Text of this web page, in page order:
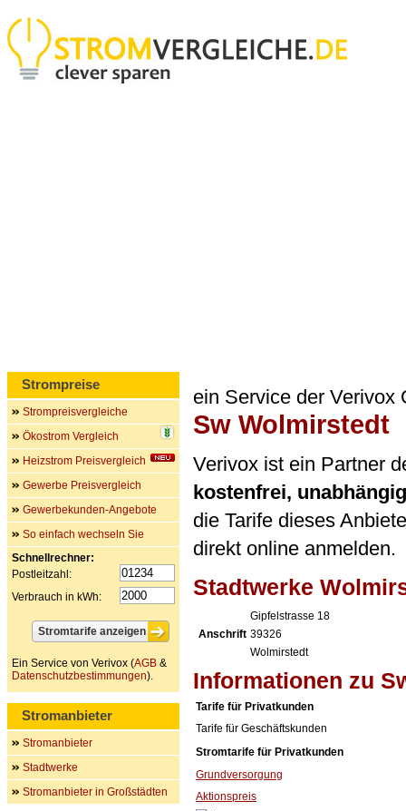
ein Service der Verivox
Sw Wolmirstedt
Verivox ist ein Partner
kostenfrei,
die Tarife dieses
direkt online anmelden.
Stadtwerke
Anschrift
Gipfelstrasse 18
39326
Wolmirstedt
Informationen zu
Tarife für Privatkunden
Tarife für Geschäftskunden
Stromtarife für Privatkunden
Grundversorgung
Aktionspreis
Strompreise
Strompreisvergleiche
Ökostrom Vergleich
Heizstrom Preisvergleich
Gewerbe Preisvergleich
Gewerbekunden-Angebote
So einfach wechseln Sie
Schnellrechner:
Postleitzahl:
Verbrauch in kWh:
Ein Service von Verivox (AGB &
Datenschutzbestimmungen).
Stromanbieter
Stromanbieter
Stadtwerke
Stromanbieter in Großstädten